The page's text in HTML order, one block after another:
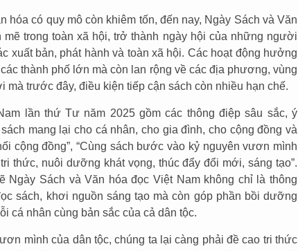
hóa có quy mô còn khiêm tốn, đến nay, Ngày Sách và Văn
mẽ trong toàn xã hội, trở thành ngày hội của những người
xuất bản, phát hành và toàn xã hội. Các hoạt động hưởng
thành phố lớn mà còn lan rộng về các địa phương, vùng
mà trước đây, điều kiện tiếp cận sách còn nhiều hạn chế.
lần thứ Tư năm 2025 gồm các thông điệp sâu sắc, ý
mang lại cho cá nhân, cho gia đình, cho cộng đồng và
cộng đồng”, “Cùng sách bước vào kỷ nguyên vươn mình
thức, nuôi dưỡng khát vọng, thúc đẩy đổi mới, sáng tạo”.
Ngày Sách và Văn hóa đọc Việt Nam không chỉ là thông
sách, khơi nguồn sáng tạo mà còn góp phần bồi dưỡng
cá nhân cùng bản sắc của cả dân tộc.
mình của dân tộc, chúng ta lại càng phải đề cao tri thức